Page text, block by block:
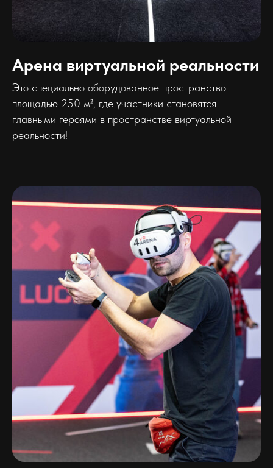
Арена виртуальной реальности
Это специально оборудованное пространство
площадью 250 м², где участники становятся
главными героями в пространстве виртуальной
реальности!